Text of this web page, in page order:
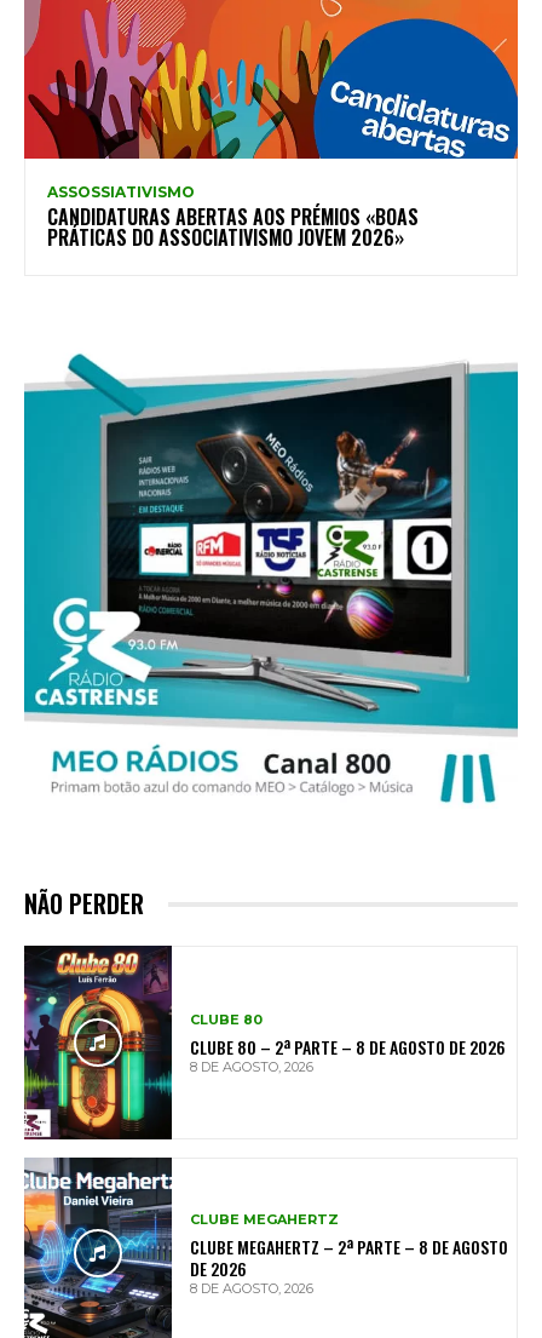
ASSOSSIATIVISMO
CANDIDATURAS ABERTAS AOS PRÉMIOS «BOAS
PRÁTICAS DO ASSOCIATIVISMO JOVEM 2026»
NÃO PERDER
CLUBE 80
CLUBE 80 – 2ª PARTE – 8 DE AGOSTO DE 2026
8 DE AGOSTO, 2026
CLUBE MEGAHERTZ
CLUBE MEGAHERTZ – 2ª PARTE – 8 DE AGOSTO
DE 2026
8 DE AGOSTO, 2026